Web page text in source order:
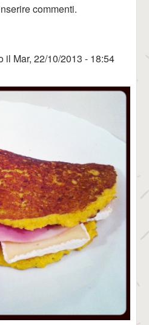
commenti.
il Mar, 22/10/2013 - 18:54